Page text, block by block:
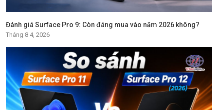
Đánh giá Surface Pro 9: Còn đáng mua vào năm 2026 không?
Tháng 8 4, 2026